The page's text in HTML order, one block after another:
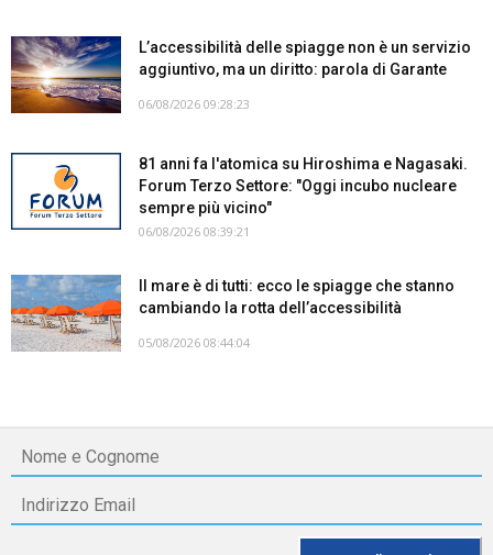
L’accessibilità delle spiagge non è un servizio
aggiuntivo, ma un diritto: parola di Garante
06/08/2026 09:28:23
81 anni fa l'atomica su Hiroshima e Nagasaki.
Forum Terzo Settore: "Oggi incubo nucleare
sempre più vicino"
06/08/2026 08:39:21
Il mare è di tutti: ecco le spiagge che stanno
cambiando la rotta dell’accessibilità
05/08/2026 08:44:04